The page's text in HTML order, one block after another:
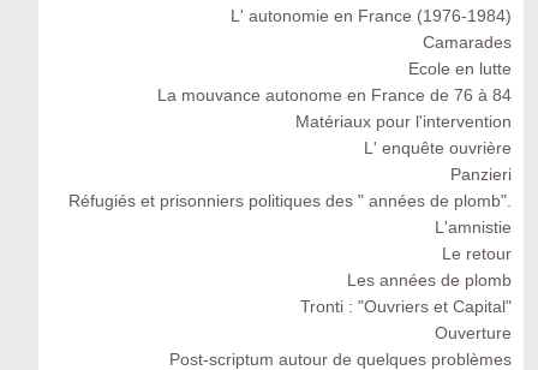
L' autonomie en France (1976-1984)
Camarades
Ecole en lutte
La mouvance autonome en France de 76 à 84
Matériaux pour l'intervention
L' enquête ouvrière
Panzieri
Réfugiés et prisonniers politiques des " années de plomb".
L'amnistie
Le retour
Les années de plomb
Tronti : "Ouvriers et Capital"
Ouverture
Post-scriptum autour de quelques problèmes